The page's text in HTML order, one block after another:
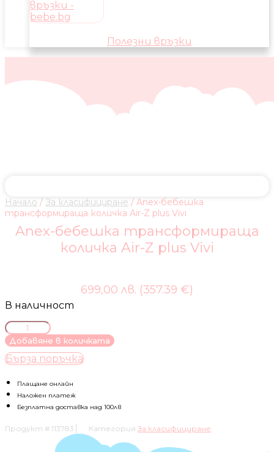
Полезни връзки
Начало / За класифициране / Anex-бебешка
трансформираща количка Air-Z plus Vivi
Anex-бебешка трансформираща
количка Air-Z plus Vivi
699,00 лв. (357.39 €)
В наличност
количество
за
Anex-
бебешка
количка
Air-
Z
Vivi
Добавяне в количката
Бърза поръчка
Плащане онлайн
Наложен платеж
Безплатна доставка над 100лв
Продукт # 113783 Категория За класифициране